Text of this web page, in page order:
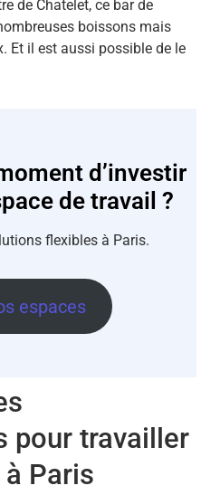
de Chatelet, ce bar de
boissons mais
Et il est aussi possible de le
d’investir
de travail ?
flexibles à Paris.
espaces
pour travailler
Paris